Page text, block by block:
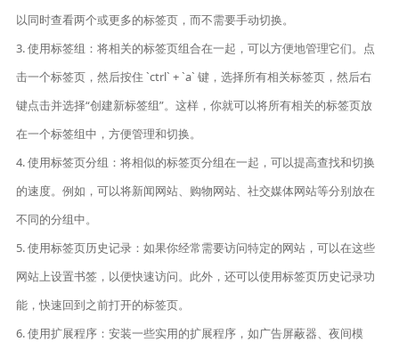
以同时查看两个或更多的标签页，而不需要手动切换。
3. 使用标签组：将相关的标签页组合在一起，可以方便地管理它们。点
击一个标签页，然后按住 `ctrl` + `a` 键，选择所有相关标签页，然后右
键点击并选择“创建新标签组”。这样，你就可以将所有相关的标签页放
在一个标签组中，方便管理和切换。
4. 使用标签页分组：将相似的标签页分组在一起，可以提高查找和切换
的速度。例如，可以将新闻网站、购物网站、社交媒体网站等分别放在
不同的分组中。
5. 使用标签页历史记录：如果你经常需要访问特定的网站，可以在这些
网站上设置书签，以便快速访问。此外，还可以使用标签页历史记录功
能，快速回到之前打开的标签页。
6. 使用扩展程序：安装一些实用的扩展程序，如广告屏蔽器、夜间模